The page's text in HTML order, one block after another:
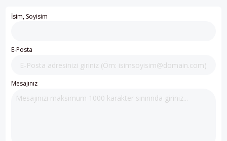
İsim, Soyisim
E-Posta
Mesajınız